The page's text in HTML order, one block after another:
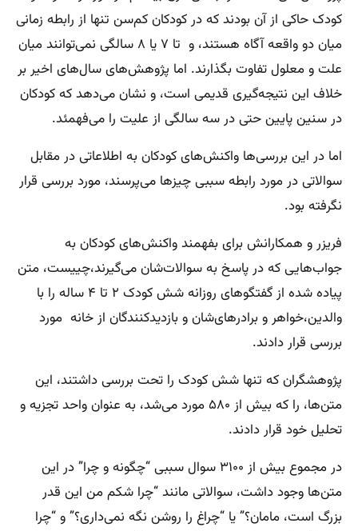
کودک حاکی از آن بودند که در کودکان کم‌سن تنها از رابطه زمانی
میان دو واقعه آگاه هستند، و تا ۷ یا ۸ سالگی نمی‌توانند میان
علت و معلول تفاوت بگذارند. اما پژوهش‌های سال‌های اخیر بر
خلاف این نتیجه‌گیری قدیمی است، و نشان می‌دهد که کودکان
در سنین پایین حتی در سه سالگی از علیت را می‌فهمئد.
اما در این بررسی‌ها واکنش‌های کودکان به اطلاعاتی در مقابل
سوالاتی در مورد رابطه سببی چیزها می‌پرسند، مورد بررسی قرار
نگرفته بود.
فریزر و همکارانش برای بفهمند واکنش‌های کودکان به
جواب‌هایی که در پاسخ به سوالات‌شان می‌گیرند،‌چییست، متن
پیاده شده از گفتگوهای روزانه شش کودک ۲ تا ۴ ساله را با
والدین،‌خواهر و برادرهای‌شان و بازدیدکنندگان از خانه مورد
بررسی قرار دادند.
پژوهشگران که تنها شش کودک را تحت بررسی داشتند،‌ این
متن‌ها،‌ را که بیش از ۵۸۰ مورد می‌شد، به عنوان واحد تجزیه و
تحلیل خود قرار دادند.
در مجموع بیش از ۳۱۰۰ سوال سببی “چگونه و چرا” در این
متن‌ها وجود داشت، سوالاتی مانند “چرا شکم من این قدر
بزرگ است، مامان؟” یا “چراغ را روشن نگه نمی‌داری؟” و “چرا